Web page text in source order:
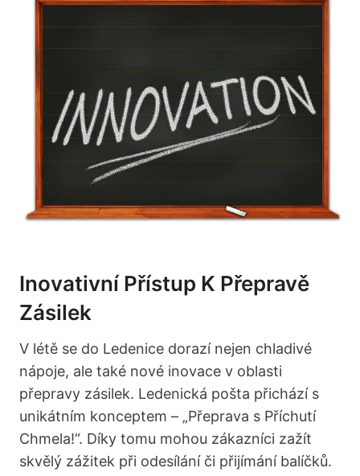
Inovativní Přístup K Přepravě
Zásilek
V létě se do Ledenice dorazí nejen chladivé
nápoje, ale také nové inovace v oblasti
přepravy zásilek. Ledenická pošta přichází s
unikátním konceptem – „Přeprava s Příchutí
Chmela!“. Díky tomu mohou zákazníci zažít
skvělý zážitek při odesílání či přijímání balíčků.